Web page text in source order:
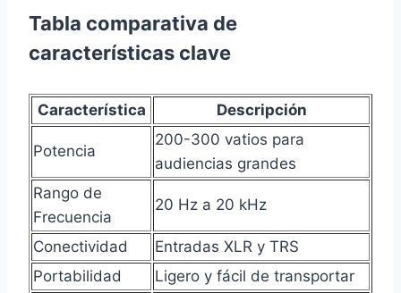
Tabla comparativa de
características clave
Característica Descripción
Potencia
200-300 vatios para
audiencias grandes
Rango de
Frecuencia
20 Hz a 20 kHz
Conectividad
Entradas XLR y TRS
Portabilidad
Ligero y fácil de transportar